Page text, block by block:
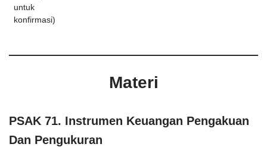
untuk
konfirmasi)
Materi
PSAK 71. Instrumen Keuangan Pengakuan
Dan Pengukuran